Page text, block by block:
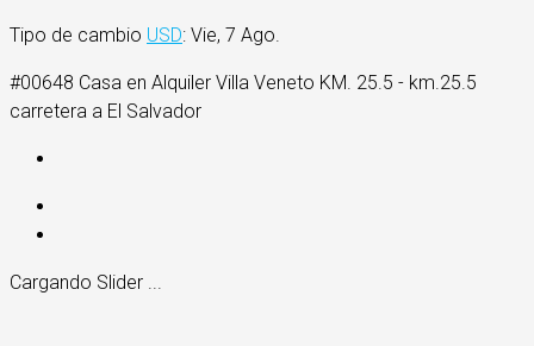
Tipo de cambio USD: Vie, 7 Ago.
#00648 Casa en Alquiler Villa Veneto KM. 25.5 - km.25.5
carretera a El Salvador
Cargando Slider ...